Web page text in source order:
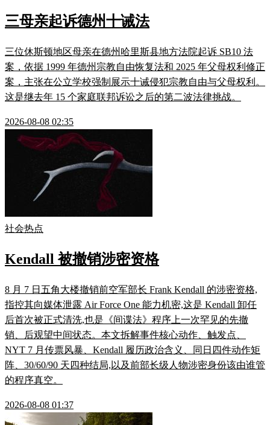
三母亲起诉德州十诫法
三位休斯顿地区母亲在德州哈里斯县地方法院起诉 SB10 法
案，依据 1999 年德州宗教自由恢复法和 2025 年父母权利修正
案，主张在公立学校强制展示十诫侵犯宗教自由与父母权利。
这是继去年 15 个家庭联邦诉讼之后的第二波法律挑战。
2026-08-08 02:35
社会热点
Kendall 被撤销涉密资格
8 月 7 日五角大楼撤销前空军部长 Frank Kendall 的涉密资格,
指控其向媒体泄露 Air Force One 能力机密,这是 Kendall 卸任
后首次被正式清洗,也是《间谍法》程序上一次罕见的先撤
销、后观望中间状态。本文拆解事件核心动作、触发点、
NYT 7 月传票风暴、Kendall 履历政治含义、同日四件动作矩
阵、30/60/90 天四种结局,以及前部长级人物涉密身份该由谁管
的程序真空。
2026-08-08 01:37